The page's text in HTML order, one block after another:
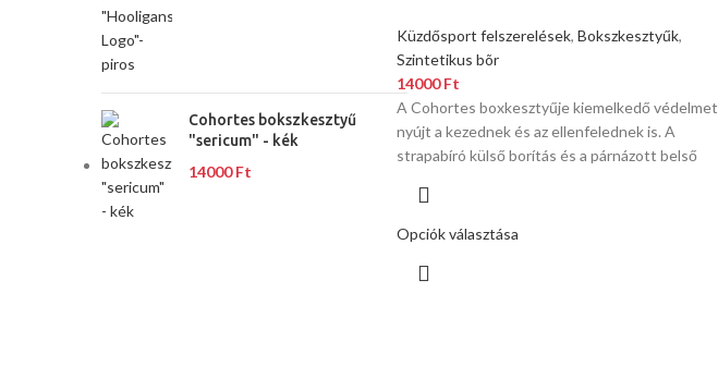
Cohortes bokszkesztyű
"sericum" - kék
14000Ft
Küzdősport felszerelések, Bokszkesztyűk,
Szintetikus bõr
14000Ft
A Cohortes boxkesztyűje kiemelkedő védelmet
nyújt a kezednek és az ellenfelednek is. A
strapabíró külső borítás és a párnázott belső
Opciók választása